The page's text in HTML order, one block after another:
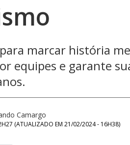
marcar história
equipes e garante
Camargo
(ATUALIZADO EM 21/02/2024 - 16H38)